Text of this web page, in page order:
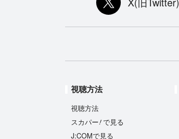
視聴方法
視聴方法
スカパー! で見る
J:COMで見る